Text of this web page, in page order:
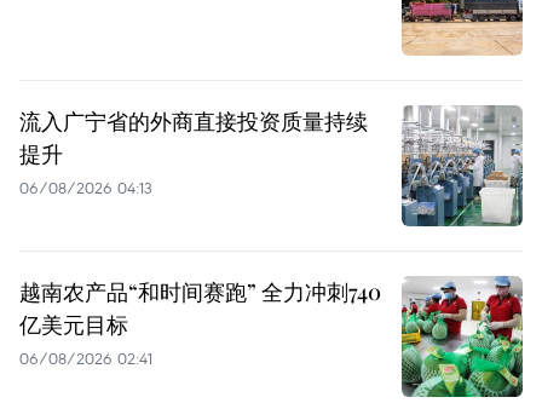
流入广宁省的外商直接投资质量持续
提升
06/08/2026 04:13
越南农产品“和时间赛跑” 全力冲刺740
亿美元目标
06/08/2026 02:41